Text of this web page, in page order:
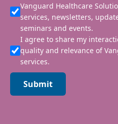
Vanguard Healthcare
services, newsletters,
seminars and events.
I agree to share my
quality and relevance of
services.
Submit